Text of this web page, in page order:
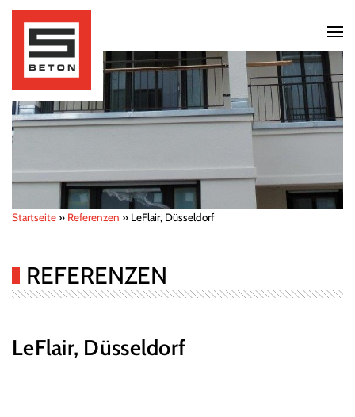
Startseite» Referenzen » LeFlair, Düsseldorf
REFERENZEN
LeFlair, Düsseldorf